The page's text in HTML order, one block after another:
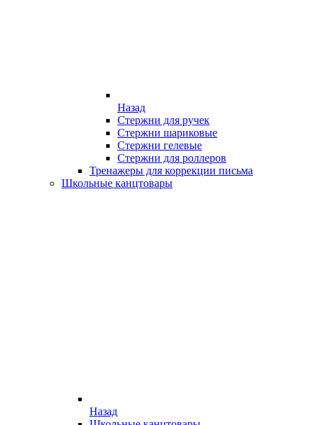
Назад
Стержни для ручек
Стержни шариковые
Стержни гелевые
Стержни для роллеров
Тренажеры для коррекции письма
Школьные канцтовары
Назад